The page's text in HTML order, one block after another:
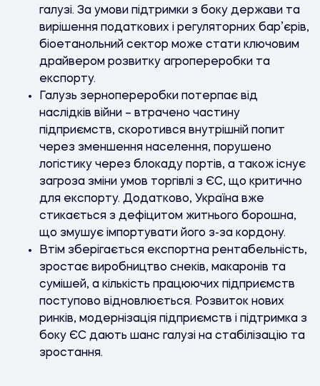
галузі. За умови підтримки з боку держави та
вирішення податкових і регуляторних бар’єрів,
біоетанольний сектор може стати ключовим
драйвером розвитку агропереробки та
експорту.
Галузь зернопереробки потерпає від
наслідків війни – втрачено частину
підприємств, скоротився внутрішній попит
через зменшення населення, порушено
логістику через блокаду портів, а також існує
загроза зміни умов торгівлі з ЄС, що критично
для експорту. Додатково, Україна вже
стикається з дефіцитом житнього борошна,
що змушує імпортувати його з-за кордону.
Втім зберігається експортна рентабельність,
зростає виробництво снеків, макаронів та
сумішей, а кількість працюючих підприємств
поступово відновлюється. Розвиток нових
ринків, модернізація підприємств і підтримка з
боку ЄС дають шанс галузі на стабілізацію та
зростання.